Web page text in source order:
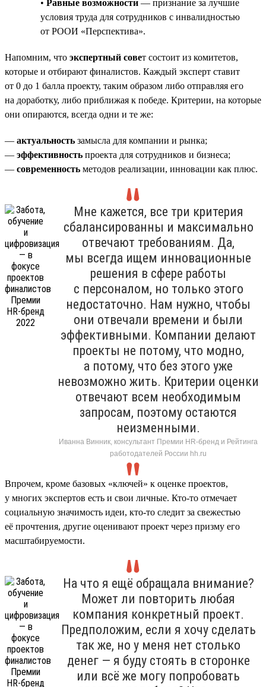
• Равные возможности — признание за лучшие
условия труда для сотрудников с инвалидностью
от РООИ «Перспектива».
Напомним, что экспертный совет состоит из комитетов,
которые и отбирают финалистов. Каждый эксперт ставит
от 0 до 1 балла проекту, таким образом либо отправляя его
на доработку, либо приближая к победе. Критерии, на которые
они опираются, всегда одни и те же:
— актуальность замысла для компании и рынка;
— эффективность проекта для сотрудников и бизнеса;
— современность методов реализации, инновации как плюс.
Мне кажется, все три критерия
сбалансированны и максимально
отвечают требованиям. Да,
мы всегда ищем инновационные
решения в сфере работы
с персоналом, но только этого
недостаточно. Нам нужно, чтобы
они отвечали времени и были
эффективными. Компании делают
проекты не потому, что модно,
а потому, что без этого уже
невозможно жить. Критерии оценки
отвечают всем необходимым
запросам, поэтому остаются
неизменными.
Иванна Винник, консультант Премии HR-бренд и Рейтинга
работодателей России hh.ru
Впрочем, кроме базовых «ключей» к оценке проектов,
у многих экспертов есть и свои личные. Кто-то отмечает
социальную значимость идеи, кто-то следит за свежестью
её прочтения, другие оценивают проект через призму его
масштабируемости.
На что я ещё обращала внимание?
Может ли повторить любая
компания конкретный проект.
Предположим, если я хочу сделать
так же, но у меня нет столько
денег — я буду стоять в сторонке
или всё же могу попробовать